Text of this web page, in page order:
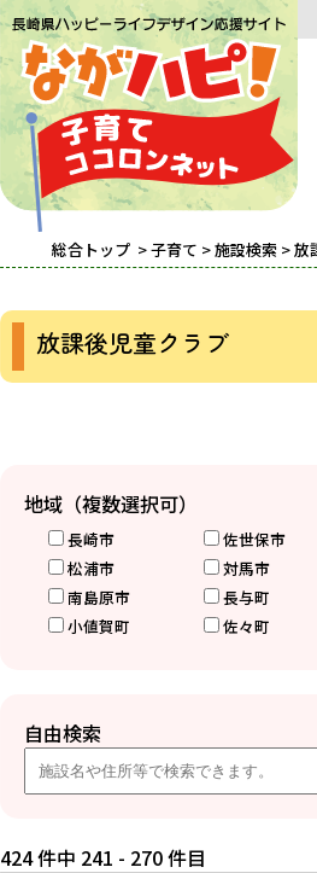
総合トップ >子育て >施設検索 > 放
放課後児童クラブ
地域（複数選択可）
長崎市 佐世保市
松浦市
対馬市
南島原市
長与町
小値賀町
佐々町
自由検索
424 件中 241 - 270 件目